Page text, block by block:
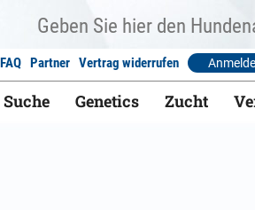
FAQ Partner Vertrag widerrufen
Suche Genetics Zucht